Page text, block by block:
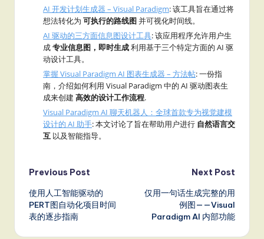
AI 开发计划生成器 – Visual Paradigm: 该工具旨在通过将
想法转化为 可执行的路线图并可视化时间线。
AI 驱动的三方面信息图设计工具: 该应用程序允许用户生
成专业信息图，即时生成利用基于三个特定方面的 AI 驱
动设计工具。
掌握 Visual Paradigm AI 图表生成器 – 方法帖: 一份指
南，介绍如何利用 Visual Paradigm 中的 AI 驱动图表生
成来创建 高效的设计工作流程.
Visual Paradigm AI 聊天机器人：全球首款专为视觉建模
设计的 AI 助手: 本文讨论了旨在帮助用户进行 自然语言交
互 以及智能指导。
Post
navigation
Previous Post
使用人工智能驱动的
PERT图自动化项目时间
表的逐步指南
Next Post
仅用一句话生成完整的用
例图——Visual
Paradigm AI 内部功能